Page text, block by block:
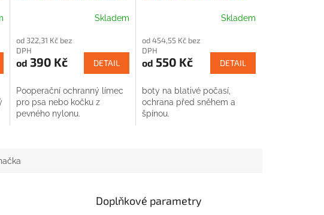
produktu
je
3,0
5
hvězdiček.
Skladem
od 322,31 Kč bez
DPH
od 390 Kč DETAIL
Pooperační ochranný límec
pro psa nebo kočku z
pevného nylonu.
Skladem
od 454,55 Kč bez
DPH
od 550 Kč DETAIL
boty na blativé počasí,
ochrana před sněhem a
špínou.
Doplňkové parametry